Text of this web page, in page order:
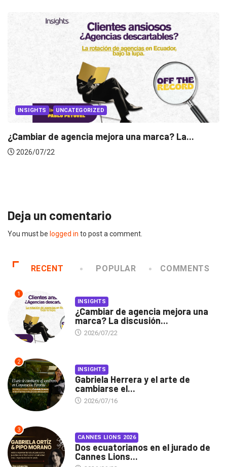
mejora una marca? La... INSIGHTS
Deja un comentario
You must be logged in to post a comment.
RECENT POPULAR COMMENTS
1
INSIGHTS
¿Cambiar de agencia mejora una
marca? La discusión...
2026/07/22
2
INSIGHTS
Gabriela Herrera y el arte de
cambiarse el...
2026/07/16
3
CANNES LIONS 2026
Dos ecuatorianos en el jurado de
Cannes Lions...